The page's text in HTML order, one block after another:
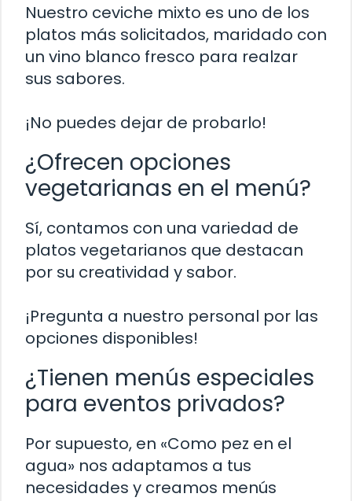
Nuestro ceviche mixto es uno de los
platos más solicitados, maridado con
un vino blanco fresco para realzar
sus sabores.
¡No puedes dejar de probarlo!
¿Ofrecen opciones
vegetarianas en el menú?
Sí, contamos con una variedad de
platos vegetarianos que destacan
por su creatividad y sabor.
¡Pregunta a nuestro personal por las
opciones disponibles!
¿Tienen menús especiales
para eventos privados?
Por supuesto, en «Como pez en el
agua» nos adaptamos a tus
necesidades y creamos menús